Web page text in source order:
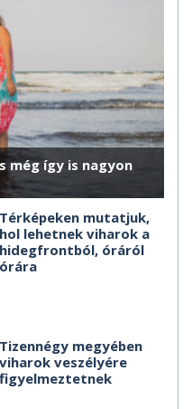
még így is nagyon
Térképeken mutatjuk,
hol lehetnek viharok a
hidegfrontból, óráról
órára
Tizennégy megyében
viharok veszélyére
figyelmeztetnek